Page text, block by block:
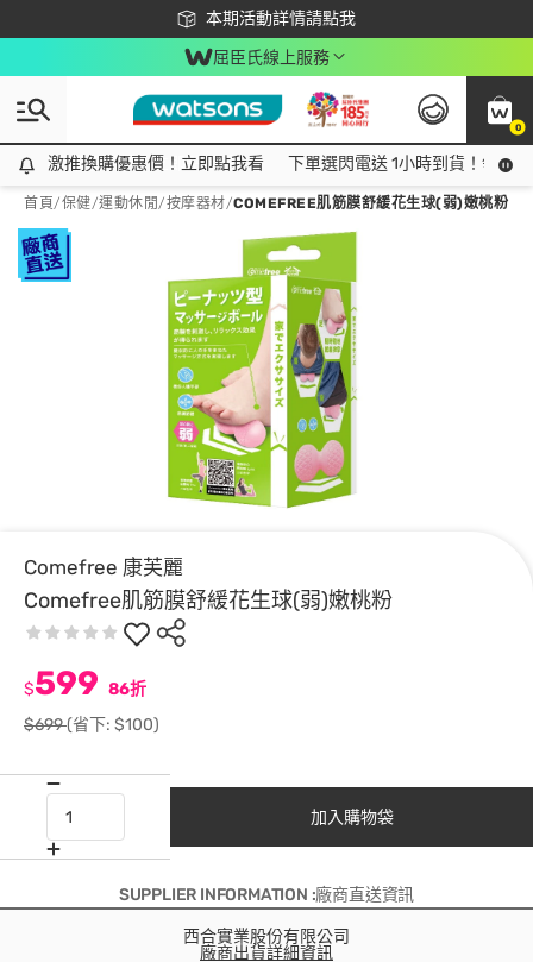
本期活動詳情請點我
下載app最高回饋$350
屈臣氏線上服務
0
激推換購優惠價！立即點我看
激推換購優惠價！立即點我看 下單選閃電送 1小時到貨！領神
首頁/保健/運動休閒/按摩器材/COMEFREE肌筋膜舒緩花生球(弱)嫩桃粉
Comefree 康芙麗
Comefree肌筋膜舒緩花生球(弱)嫩桃粉
$599 86折
$699(省下: $100)
加入購物袋
SUPPLIER INFORMATION :廠商直送資訊
西合實業股份有限公司
廠商出貨詳細資訊